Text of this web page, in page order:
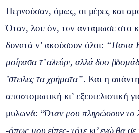
Περνούσαν, όμως, οι μέρες και
Όταν, λοιπόν, τον αντάμωσε στο
δυνατά ν’ ακούσουν όλοι: “Παπα
μοίρασα τ’ αλεύρι, αλλά δυο
’στειλες τα χρήματα”. Και η
αποστομωτική κι’ εξευτελιστική
μυλωνά: “Όταν μου πληρώσουν το
-όπως μου είπες- τότε κι’ εγώ θα